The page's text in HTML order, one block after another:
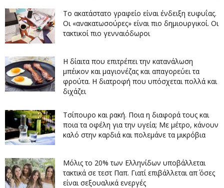
Το ακατάστατο γραφείο είναι ένδειξη ευφυΐας.
Οι «ανακατωσούρες» είναι πιο δημιουργικοί. Οι
τακτικοί πιο γενναιόδωροι
Η δίαιτα που επιτρέπει την κατανάλωση
μπέικον και μαγιονέζας και απαγορεύει τα
φρούτα. Η διατροφή που υπόσχεται πολλά και
διχάζει
Τσίπουρο και ρακή. Ποια η διαφορά τους και
ποια τα οφέλη για την υγεία; Με μέτρο, κάνουν
καλό στην καρδιά και πολεμάνε τα μικρόβια
Μόλις το 20% των Ελληνίδων υποβάλλεται
τακτικά σε τεστ Παπ. Γιατί επιβάλλεται απ΄ όσες
είναι σεξουαλικά ενεργές